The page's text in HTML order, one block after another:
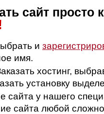
сайт просто
и
имя.
хостинг,
установку
сайта у нашего
сайта любой